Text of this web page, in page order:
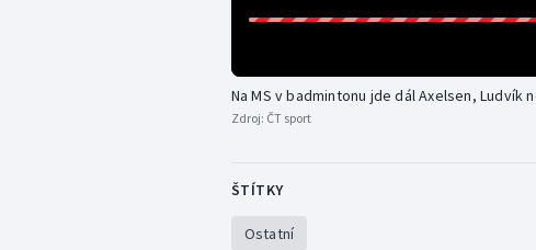
Na MS v badmintonu jde dál Axelsen, Ludvík
Zdroj: ČT sport
ŠTÍTKY
Ostatní